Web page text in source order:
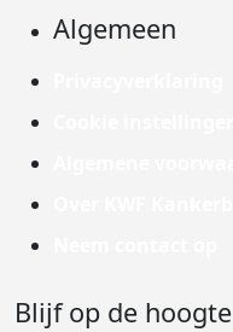
Algemeen
Blijf op de hoogte